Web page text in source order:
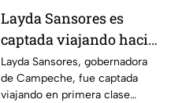
Layda Sansores es
captada viajando hacia
Madrid
Layda Sansores, gobernadora
de Campeche, fue captada
viajando en primera clase